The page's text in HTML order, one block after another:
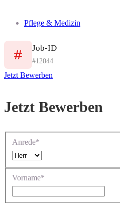
Pflege & Medizin
Job-ID
#12044
Jetzt Bewerben
Jetzt Bewerben
Anrede*
Vorname*